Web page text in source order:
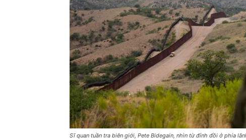
Sĩ quan tuần tra biên giới, Pete Bidegain, nhìn từ đỉnh đồi ở phía